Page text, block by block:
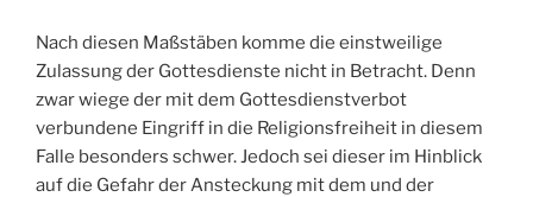
Nach diesen Maßstäben komme die einstweilige
Zulassung der Gottesdienste nicht in Betracht. Denn
zwar wiege der mit dem Gottesdienstverbot
verbundene Eingriff in die Religionsfreiheit in diesem
Falle besonders schwer. Jedoch sei dieser im Hinblick
auf die Gefahr der Ansteckung mit dem und der